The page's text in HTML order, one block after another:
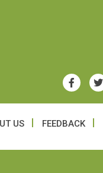
US FEEDBACK